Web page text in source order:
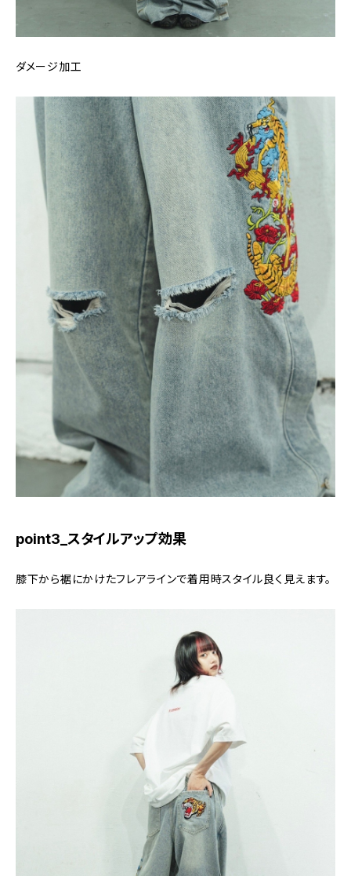
ダメージ加工
point3_スタイルアップ効果
膝下から裾にかけたフレアラインで着用時スタイル良く見えます。